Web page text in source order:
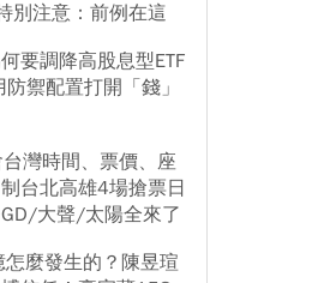
別注意：前例在這
要調降高股息型ETF
禦配置打開「錢」
台灣時間、票價、座
台北高雄4場搶票日
大聲/太陽全來了
麼發生的？陳昱瑄